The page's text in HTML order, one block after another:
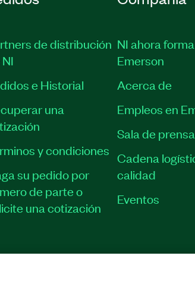
de distribución
e Historial
una
y condiciones
su pedido por
de parte o
una cotización
NI ahora
Emerson
Acerca de
Empleos en
Sala de prensa
Cadena
calidad
Eventos